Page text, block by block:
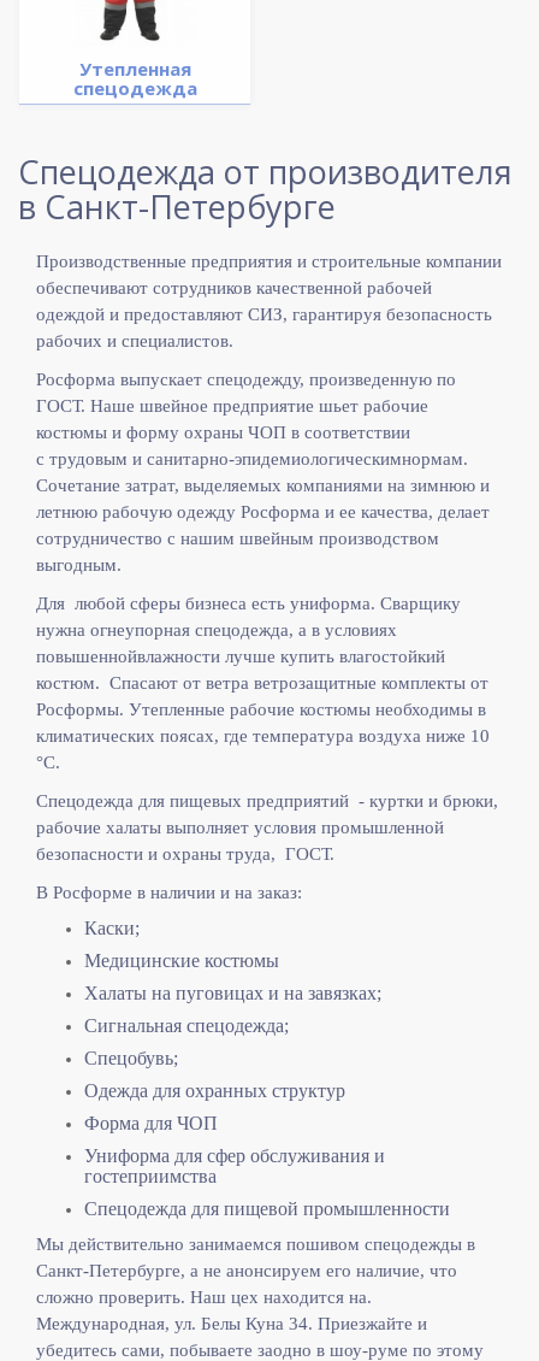
Утепленная
спецодежда
Спецодежда от производителя
в Санкт-Петербурге
Производственные предприятия и строительные компании
обеспечивают сотрудников качественной рабочей
одеждой и предоставляют СИЗ, гарантируя безопасность
рабочих и специалистов.
Росформа выпускает спецодежду, произведенную по
ГОСТ. Наше швейное предприятие шьет рабочие
костюмы и форму охраны ЧОП в соответствии
с трудовым и санитарно-эпидемиологическимнормам.
Сочетание затрат, выделяемых компаниями на зимнюю и
летнюю рабочую одежду Росформа и ее качества, делает
сотрудничество с нашим швейным производством
выгодным.
Для любой сферы бизнеса есть униформа. Сварщику
нужна огнеупорная спецодежда, а в условиях
повышеннойвлажности лучше купить влагостойкий
костюм. Спасают от ветра ветрозащитные комплекты от
Росформы. Утепленные рабочие костюмы необходимы в
климатических поясах, где температура воздуха ниже 10
°C.
Спецодежда для пищевых предприятий - куртки и брюки,
рабочие халаты выполняет условия промышленной
безопасности и охраны труда, ГОСТ.
В Росформе в наличии и на заказ:
Каски;
Медицинские костюмы
Халаты на пуговицах и на завязках;
Сигнальная спецодежда;
Спецобувь;
Одежда для охранных структур
Форма для ЧОП
Униформа для сфер обслуживания и
гостеприимства
Спецодежда для пищевой промышленности
Мы действительно занимаемся пошивом спецодежды в
Санкт-Петербурге, а не анонсируем его наличие, что
сложно проверить. Наш цех находится на.
Международная, ул. Белы Куна 34. Приезжайте и
убедитесь сами, побываете заодно в шоу-руме по этому